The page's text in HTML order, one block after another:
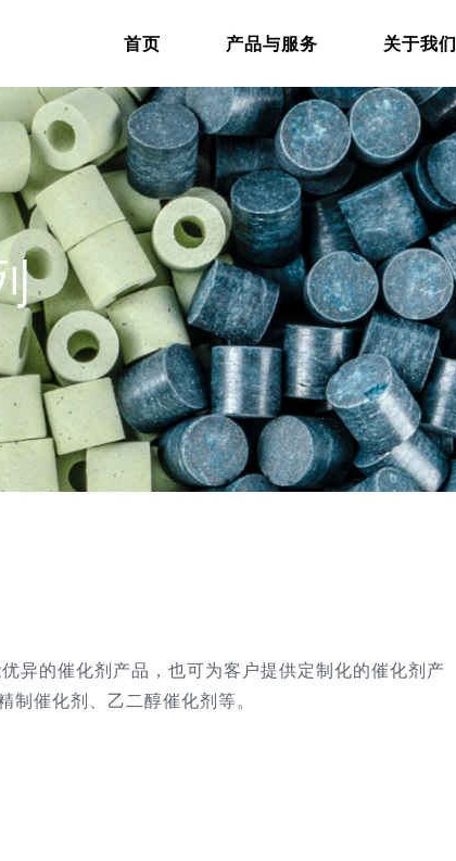
首页 产品与服务 关于我们
异的催化剂产品，也可为客户提供定制化的催化剂产
制催化剂、乙二醇催化剂等。